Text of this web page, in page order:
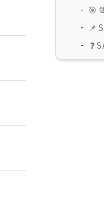
🎯
📌
❓